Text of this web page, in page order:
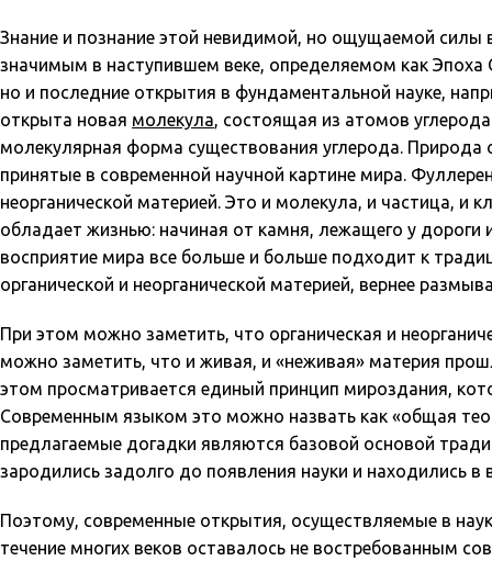
Знание и познание этой невидимой, но ощущаемой силы
значимым в наступившем веке, определяемом как
но и последние открытия в фундаментальной науке,
открыта новая молекула, состоящая из атомов
молекулярная форма существования углерода.
принятые в современной научной картине мира.
неорганической материей. Это и молекула, и частица, и
обладает жизнью: начиная от камня, лежащего у
восприятие мира все больше и больше подходит к
органической и неорганической материей, вернее
При этом можно заметить, что органическая и
можно заметить, что и живая, и «неживая» материя
этом просматривается единый принцип мироздания,
Современным языком это можно назвать как «общая
предлагаемые догадки являются базовой основой
зародились задолго до появления науки и находились в
Поэтому, современные открытия, осуществляемые в
течение многих веков оставалось не востребованным